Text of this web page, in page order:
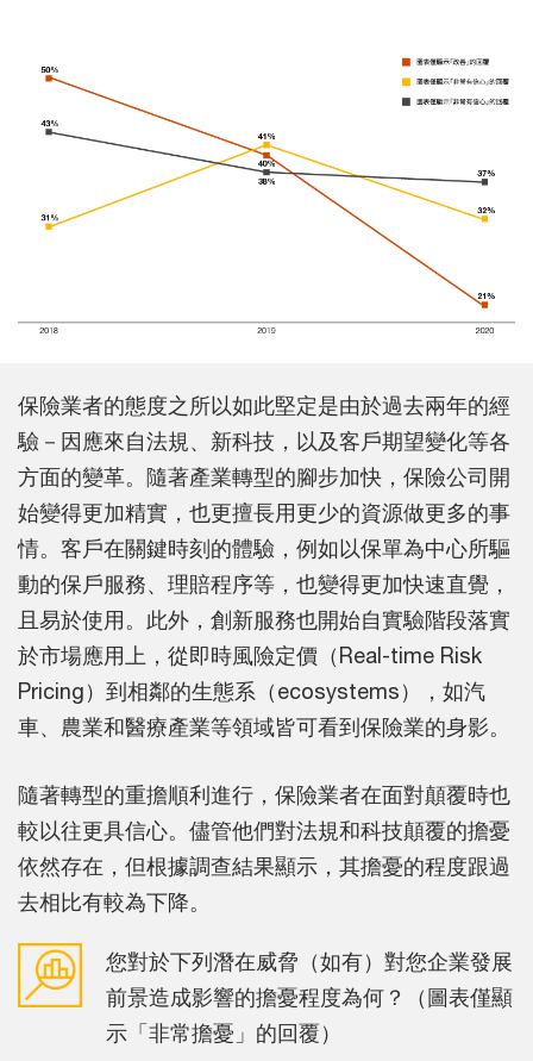
保險業者的態度之所以如此堅定是由於過去兩年的經
驗－因應來自法規、新科技，以及客戶期望變化等各
方面的變革。隨著產業轉型的腳步加快，保險公司開
始變得更加精實，也更擅長用更少的資源做更多的事
情。客戶在關鍵時刻的體驗，例如以保單為中心所驅
動的保戶服務、理賠程序等，也變得更加快速直覺，
且易於使用。此外，創新服務也開始自實驗階段落實
於市場應用上，從即時風險定價（Real-time Risk
Pricing）到相鄰的生態系（ecosystems），如汽
車、農業和醫療產業等領域皆可看到保險業的身影。
隨著轉型的重擔順利進行，保險業者在面對顛覆時也
較以往更具信心。儘管他們對法規和科技顛覆的擔憂
依然存在，但根據調查結果顯示，其擔憂的程度跟過
去相比有較為下降。
您對於下列潛在威脅（如有）對您企業發展
前景造成影響的擔憂程度為何？（圖表僅顯
示「非常擔憂」的回覆）